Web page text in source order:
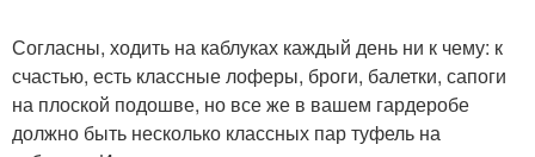
Согласны, ходить на каблуках каждый день ни к чему: к
счастью, есть классные лоферы, броги, балетки, сапоги
на плоской подошве, но все же в вашем гардеробе
должно быть несколько классных пар туфель на